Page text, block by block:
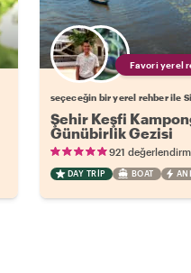
Favori yerel
seçeceğin bir yerel rehber ile
Şehir Keşfi
Günübirlik Gezisi
921
DAY TRIP BOAT